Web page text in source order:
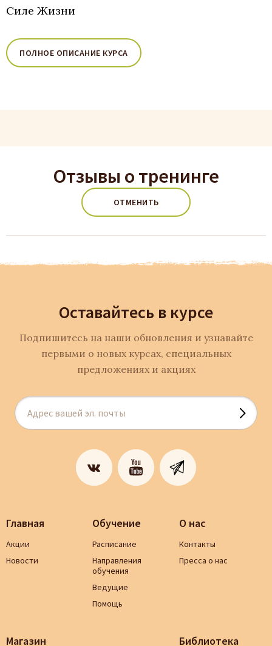
Силе Жизни
ПОЛНОЕ ОПИСАНИЕ КУРСА
Отзывы о тренинге
ОТМЕНИТЬ
Оставайтесь в курсе
Подпишитесь на наши обновления и узнавайте
первыми о новых курсах, специальных
предложениях и акциях
Главная
Акции
Новости
Обучение
Расписание
Направления
обучения
Ведущие
Помощь
О нас
Контакты
Пресса о нас
Магазин Библиотека